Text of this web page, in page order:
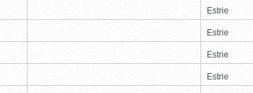
Estrie
Estrie
Estrie
Estrie